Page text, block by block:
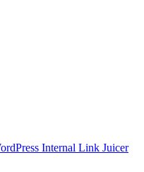
Internal Link Juicer